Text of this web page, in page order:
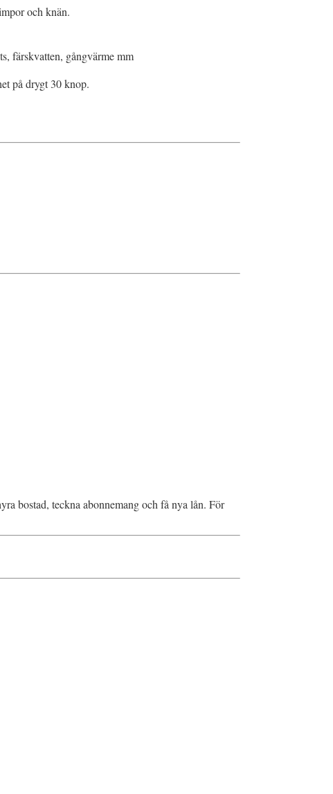
och knän.
färskvatten, gångvärme mm
på drygt 30 knop.
bostad, teckna abonnemang och få nya lån. För